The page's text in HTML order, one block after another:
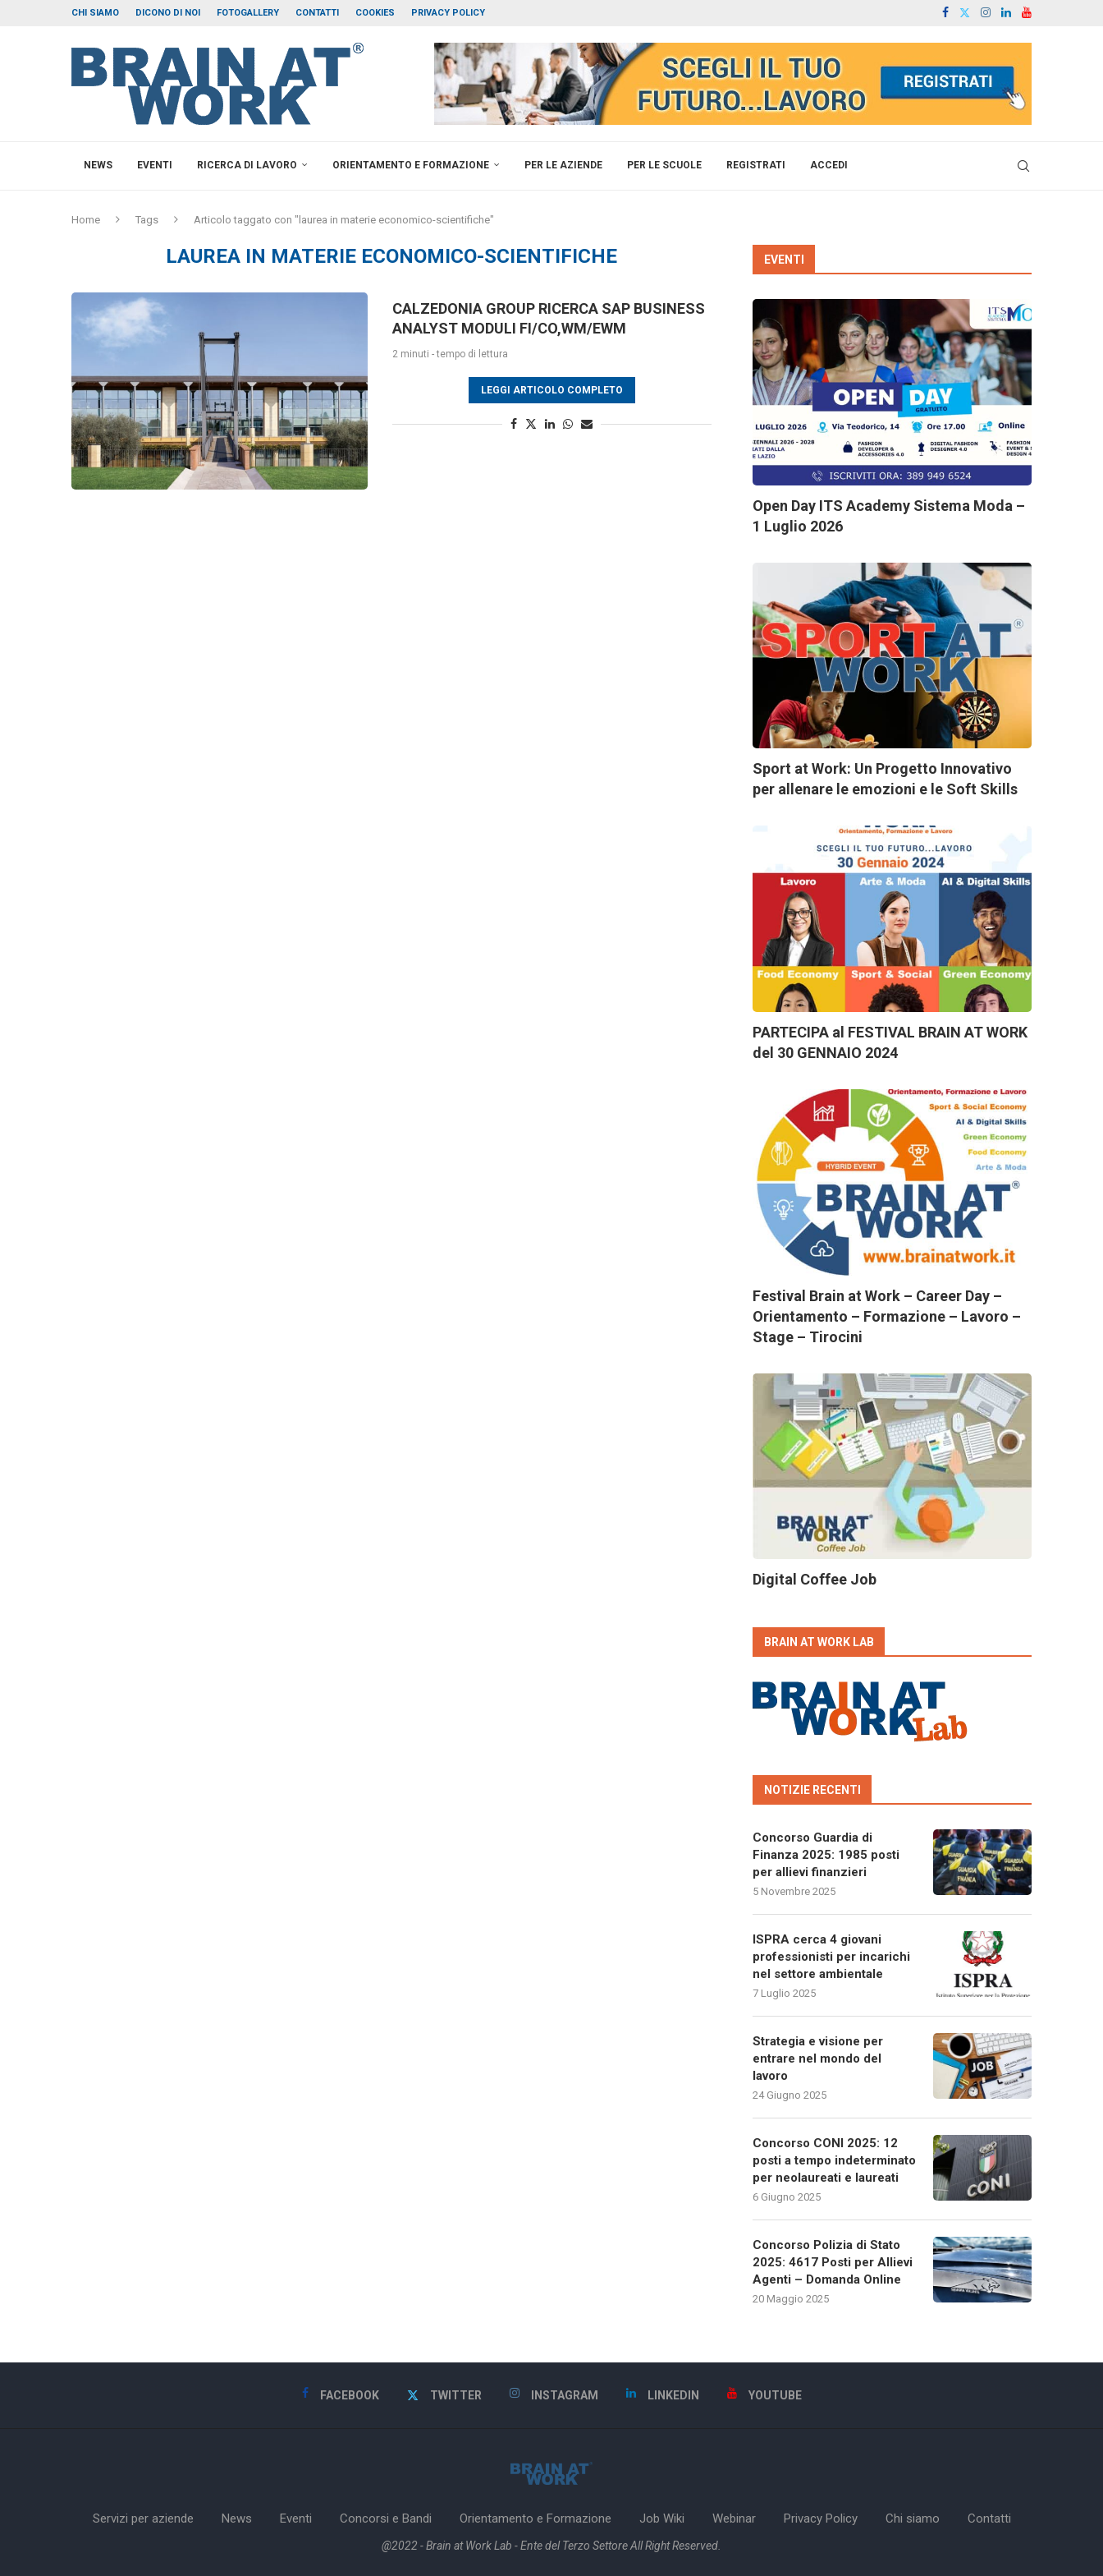
CHI SIAMO DICONO DI NOI FOTOGALLERY CONTATTI COOKIES PRIVACY POLICY
NEWS EVENTI RICERCA DI LAVORO ORIENTAMENTO E FORMAZIONE PER LE AZIENDE PER LE SCUOLE REGISTRATI ACCEDI
Home Tags Articolo taggato con "laurea in materie economico-scientifiche"
LAUREA IN MATERIE ECONOMICO-SCIENTIFICHE
CALZEDONIA GROUP RICERCA SAP BUSINESS
ANALYST MODULI FI/CO,WM/EWM
2 minuti - tempo di lettura
LEGGI ARTICOLO COMPLETO
EVENTI
Open Day ITS Academy Sistema Moda –
1 Luglio 2026
Sport at Work: Un Progetto Innovativo
per allenare le emozioni e le Soft Skills
PARTECIPA al FESTIVAL BRAIN AT WORK
del 30 GENNAIO 2024
Festival Brain at Work – Career Day –
Orientamento – Formazione – Lavoro –
Stage – Tirocini
Digital Coffee Job
BRAIN AT WORK LAB
NOTIZIE RECENTI
Concorso Guardia di
Finanza 2025: 1985 posti
per allievi finanzieri
5 Novembre 2025
ISPRA cerca 4 giovani
professionisti per incarichi
nel settore ambientale
7 Luglio 2025
Strategia e visione per
entrare nel mondo del
lavoro
24 Giugno 2025
Concorso CONI 2025: 12
posti a tempo indeterminato
per neolaureati e laureati
6 Giugno 2025
Concorso Polizia di Stato
2025: 4617 Posti per Allievi
Agenti – Domanda Online
20 Maggio 2025
FACEBOOK TWITTER INSTAGRAM LINKEDIN YOUTUBE
Servizi per aziende News Eventi Concorsi e Bandi Orientamento e Formazione Job Wiki Webinar Privacy Policy Chi siamo Contatti
@2022 - Brain at Work Lab - Ente del Terzo Settore All Right Reserved.